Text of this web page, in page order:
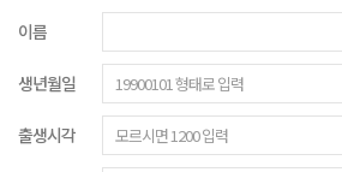
이름
생년월일
출생시각